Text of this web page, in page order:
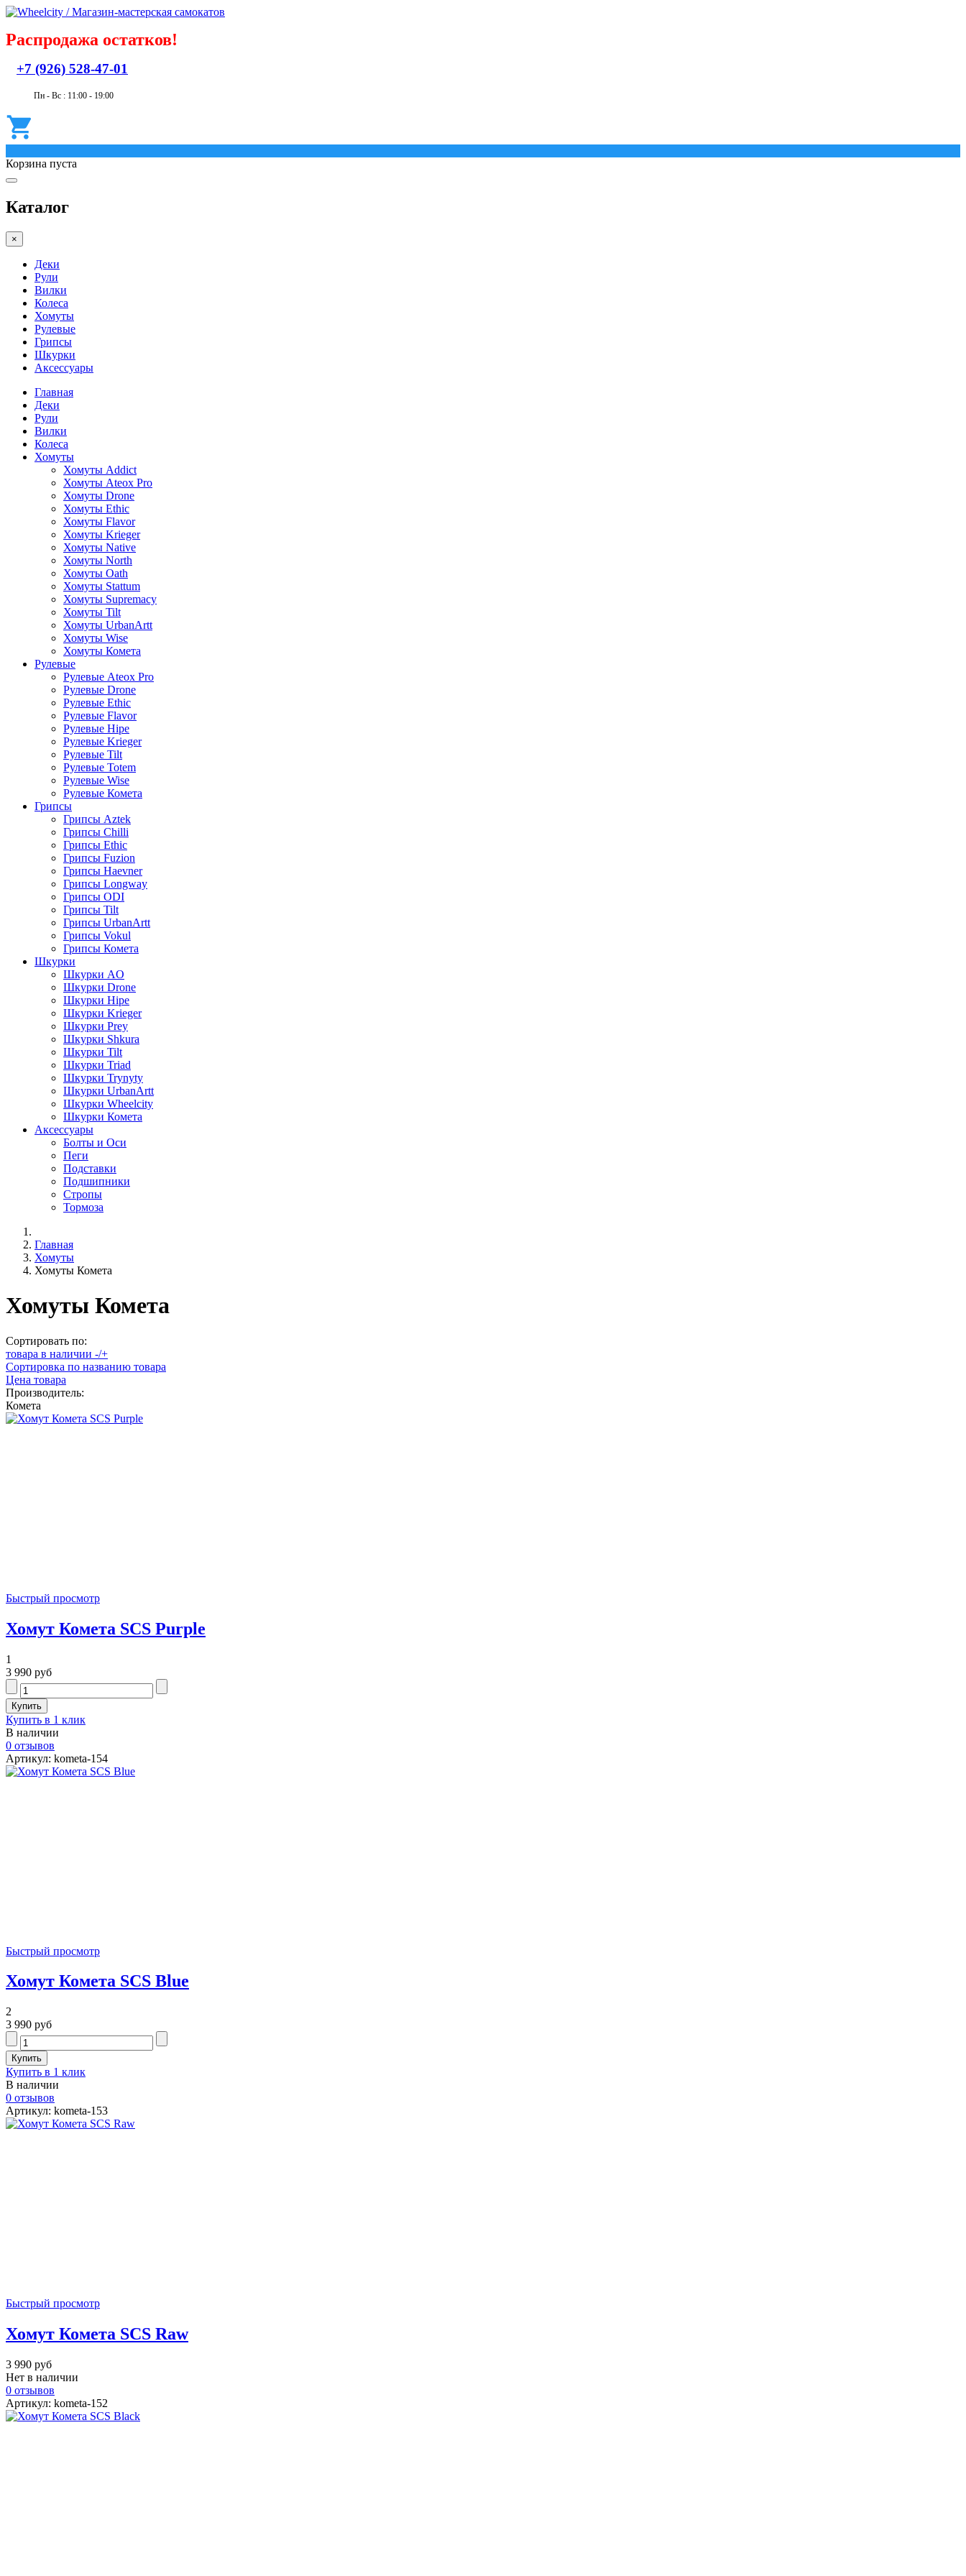
Распродажа остатков!
+7 (926) 528-47-01
Пн - Вс : 11:00 - 19:00
Корзина пуста
Каталог
×
Деки
Рули
Вилки
Колеса
Хомуты
Рулевые
Грипсы
Шкурки
Аксессуары
Главная
Деки
Рули
Вилки
Колеса
Хомуты
Хомуты Addict
Хомуты Ateox Pro
Хомуты Drone
Хомуты Ethic
Хомуты Flavor
Хомуты Krieger
Хомуты Native
Хомуты North
Хомуты Oath
Хомуты Stattum
Хомуты Supremacy
Хомуты Tilt
Хомуты UrbanArtt
Хомуты Wise
Хомуты Комета
Рулевые
Рулевые Ateox Pro
Рулевые Drone
Рулевые Ethic
Рулевые Flavor
Рулевые Hipe
Рулевые Krieger
Рулевые Tilt
Рулевые Totem
Рулевые Wise
Рулевые Комета
Грипсы
Грипсы Aztek
Грипсы Chilli
Грипсы Ethic
Грипсы Fuzion
Грипсы Haevner
Грипсы Longway
Грипсы ODI
Грипсы Tilt
Грипсы UrbanArtt
Грипсы Vokul
Грипсы Комета
Шкурки
Шкурки AO
Шкурки Drone
Шкурки Hipe
Шкурки Krieger
Шкурки Prey
Шкурки Shkurа
Шкурки Tilt
Шкурки Triad
Шкурки Trynyty
Шкурки UrbanArtt
Шкурки Wheelcity
Шкурки Комета
Аксессуары
Болты и Оси
Пеги
Подставки
Подшипники
Стропы
Тормоза
Главная
Хомуты
Хомуты Комета
Хомуты Комета
Сортировать по:
товара в наличии -/+
Сортировка по названию товара
Цена товара
Производитель:
Комета
Быстрый просмотр
Хомут Комета SCS Purple
1
3 990 руб
Купить в 1 клик
В наличии
0 отзывов
Артикул: kometa-154
Быстрый просмотр
Хомут Комета SCS Blue
2
3 990 руб
Купить в 1 клик
В наличии
0 отзывов
Артикул: kometa-153
Быстрый просмотр
Хомут Комета SCS Raw
3 990 руб
Нет в наличии
0 отзывов
Артикул: kometa-152